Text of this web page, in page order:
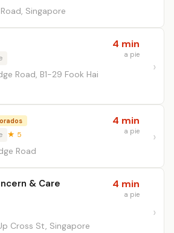
Singapore
Road, B1-29 Fook Hai
4 min
a pie
★ 5
Road
4 min
a pie
& Care
Cross St, Singapore
4 min
a pie